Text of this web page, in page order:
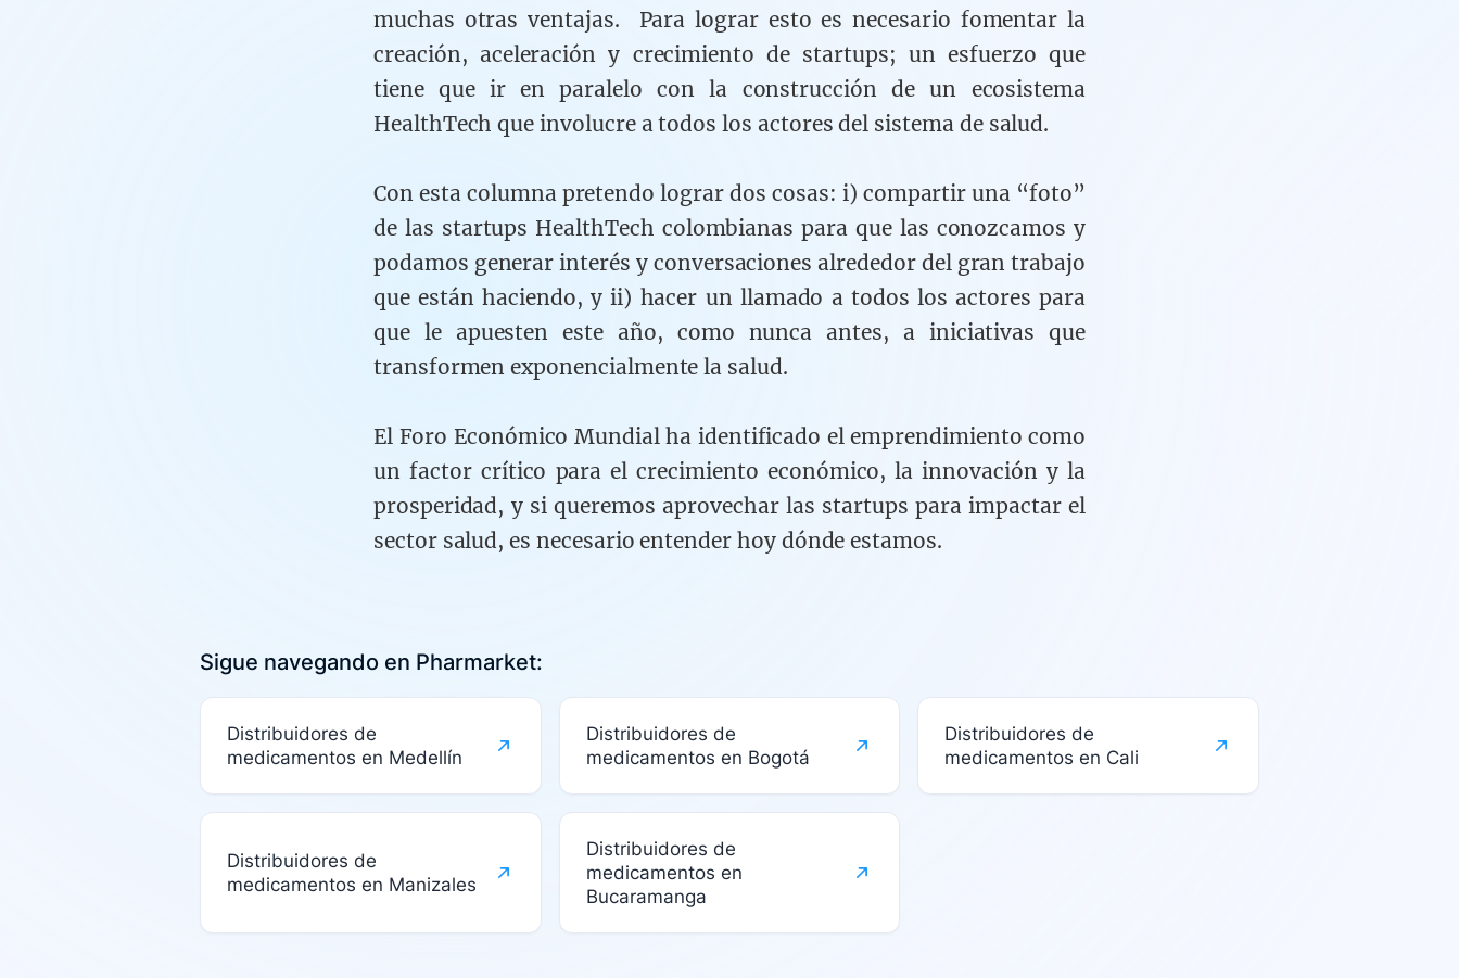
muchas otras ventajas. Para lograr esto es necesario fomentar la
creación, aceleración y crecimiento de startups; un esfuerzo que
tiene que ir en paralelo con la construcción de un ecosistema
HealthTech que involucre a todos los actores del sistema de salud.
Con esta columna pretendo lograr dos cosas: i) compartir una “foto”
de las startups HealthTech colombianas para que las conozcamos y
podamos generar interés y conversaciones alrededor del gran trabajo
que están haciendo, y ii) hacer un llamado a todos los actores para
que le apuesten este año, como nunca antes, a iniciativas que
transformen exponencialmente la salud.
El Foro Económico Mundial ha identificado el emprendimiento como
un factor crítico para el crecimiento económico, la innovación y la
prosperidad, y si queremos aprovechar las startups para impactar el
sector salud, es necesario entender hoy dónde estamos.
Sigue navegando en Pharmarket:
Distribuidores de
medicamentos en Medellín
Distribuidores de
medicamentos en Bogotá
Distribuidores de
medicamentos en Cali
Distribuidores de
medicamentos en Manizales
Distribuidores de
medicamentos en
Bucaramanga